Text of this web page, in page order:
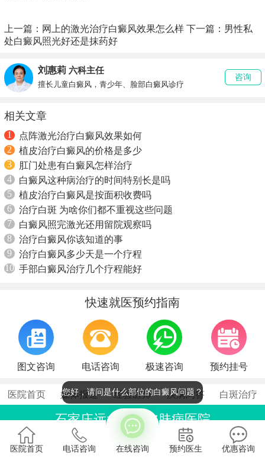
上一篇： 网上的激光治疗白癜风效果怎么样 下一篇： 男性私
处白癜风照光好还是抹药好
刘惠莉 六科主任
擅长儿童白癜风，青少年、脸部白癜风诊疗
咨询
相关文章
1
点阵激光治疗白癜风效果如何
2
植皮治疗白癜风的价格是多少
3
肛门处患有白癜风怎样治疗
4
白癜风这种病治疗的时间特别长是吗
5
植皮治疗白癜风是按面积收费吗
6
治疗白斑 为啥你们都不重视这些问题
7
白癜风照完激光还用留院观察吗
8
治疗白癜风你该知道的事
9
治疗白癜风多少天是一个疗程
10 手部白癜风治疗几个疗程能好
快速就医预约指南
图文咨询 电话咨询 极速咨询 预约挂号
医院首页 媒体报道 经验医师 疾病问答 白斑治疗
石家庄远大中医皮肤病医院
联系电话：0311-86990555
石家庄桥西区裕华东路7号
医院首页 电话咨询 在线咨询
您好，请问是什么部位的白癜风问题？
预约医生 优惠咨询